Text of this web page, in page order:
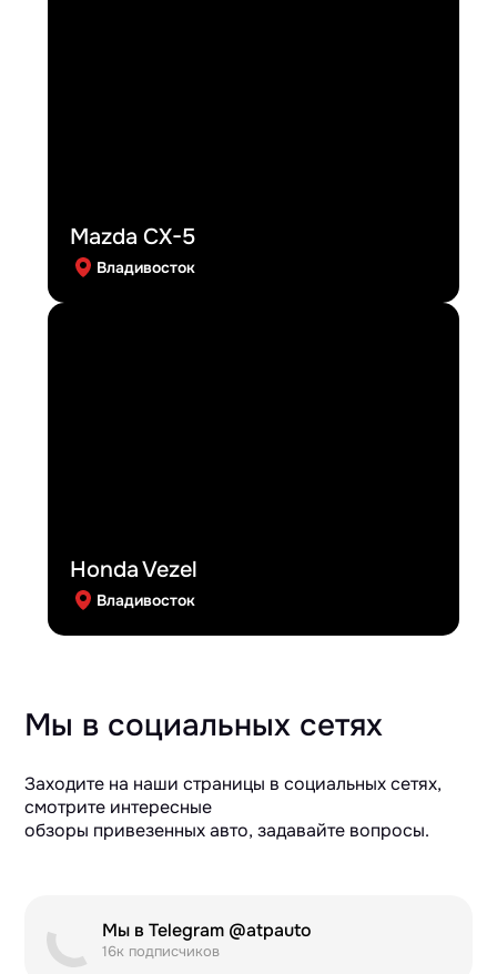
Mazda CX-5
Владивосток
Honda Vezel
Владивосток
Мы в социальных сетях
Заходите на наши страницы в социальных сетях,
смотрите интересные
обзоры привезенных авто, задавайте вопросы.
Мы в Telegram @atpauto
16к подписчиков